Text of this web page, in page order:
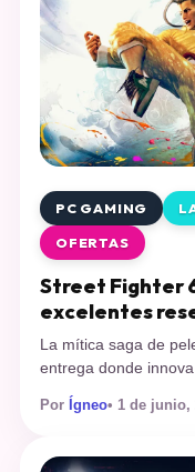
PC GAMING
OFERTAS
Street Fighter
excelentes
La mítica saga de
entrega donde
llenado de reseñas
Xbox, cosa que en
Por Ígneo• 1 de junio,